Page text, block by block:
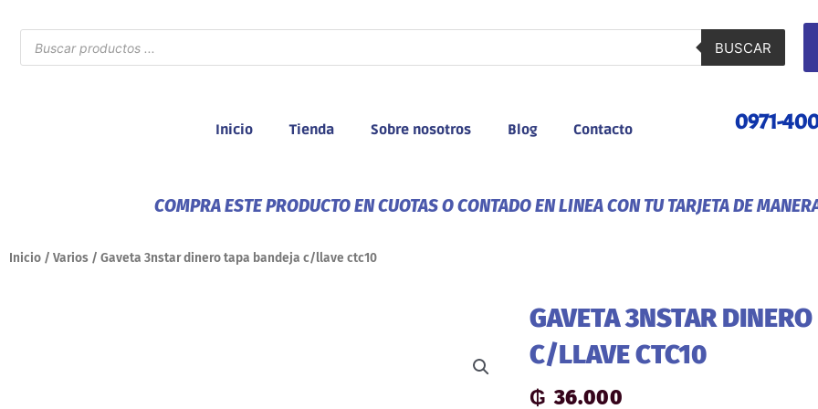
contenido
Búsqueda
de
productos
BUSCAR
Inicio Tienda Sobre nosotros Blog Contacto 0971-
COMPRA ESTE PRODUCTO EN CUOTAS O CONTADO EN LINEA CON TU TARJETA DE
Inicio / Varios / Gaveta 3nstar dinero tapa bandeja c/llave ctc10
GAVETA 3NSTAR
C/LLAVE CTC10
₲ 36.000